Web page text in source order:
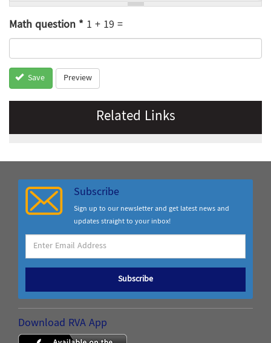
Math question* 1 + 19 =
Save Preview
Related Links
Subscribe
Sign up to our newsletter and get latest news and
updates straight to your inbox!
Subscribe
Download RVA App